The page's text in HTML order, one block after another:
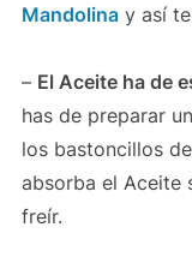
Mandolinay así te
– El Aceite ha de
has de preparar
los bastoncillos
absorba el Aceite
freír.